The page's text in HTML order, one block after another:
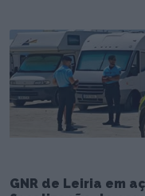
GNR de Leiria em